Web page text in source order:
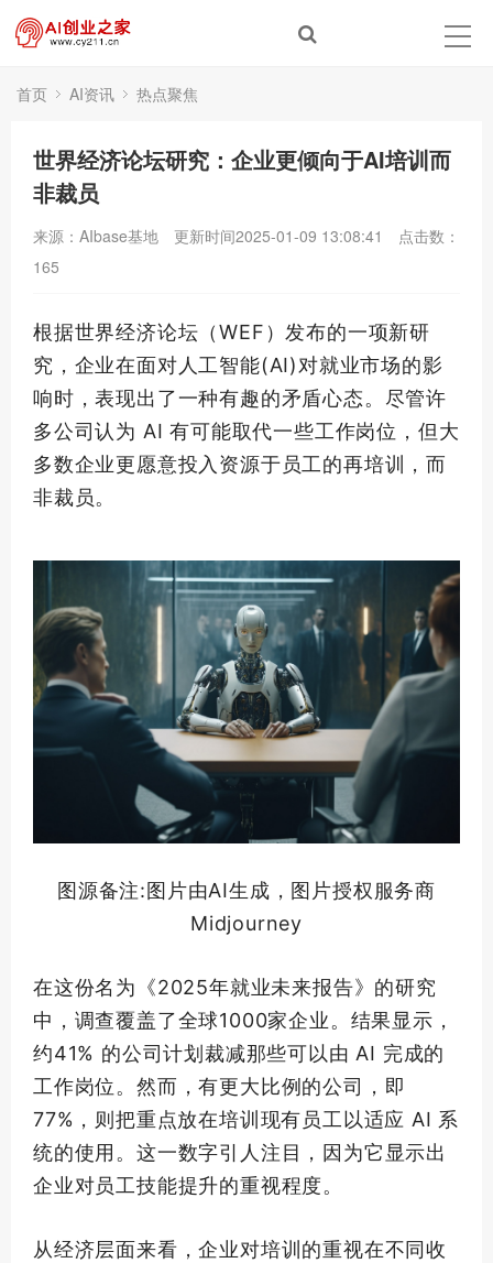
首页 AI资讯 热点聚焦
世界经济论坛研究：企业更倾向于AI培训而
非裁员
来源：AIbase基地 更新时间2025-01-09 13:08:41
点击数：
165
根据世界经济论坛（WEF）发布的一项新研
究，企业在面对人工智能(AI)对就业市场的影
响时，表现出了一种有趣的矛盾心态。尽管许
多公司认为 AI 有可能取代一些工作岗位，但大
多数企业更愿意投入资源于员工的再培训，而
非裁员。
图源备注:图片由AI生成，图片授权服务商
Midjourney
在这份名为《2025年就业未来报告》的研究
中，调查覆盖了全球1000家企业。结果显示，
约41% 的公司计划裁减那些可以由 AI 完成的
工作岗位。然而，有更大比例的公司，即
77%，则把重点放在培训现有员工以适应 AI 系
统的使用。这一数字引人注目，因为它显示出
企业对员工技能提升的重视程度。
从经济层面来看，企业对培训的重视在不同收